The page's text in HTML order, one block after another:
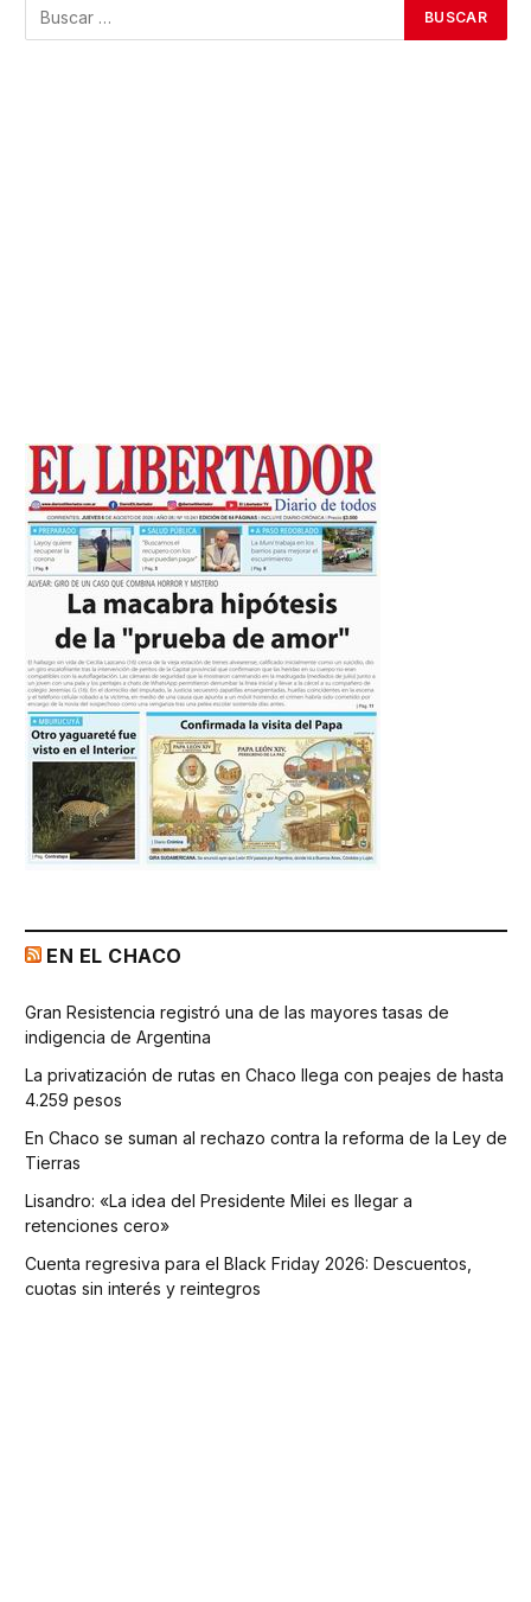
EN EL CHACO
Gran Resistencia registró una de las mayores tasas de
indigencia de Argentina
La privatización de rutas en Chaco llega con peajes de hasta
4.259 pesos
En Chaco se suman al rechazo contra la reforma de la Ley de
Tierras
Lisandro: «La idea del Presidente Milei es llegar a
retenciones cero»
Cuenta regresiva para el Black Friday 2026: Descuentos,
cuotas sin interés y reintegros